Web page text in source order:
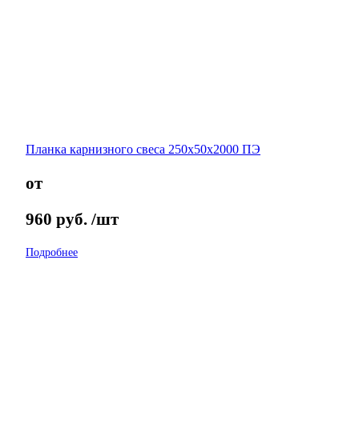
Планка карнизного свеса 250х50х2000 ПЭ
от
960 руб. /шт
Подробнее